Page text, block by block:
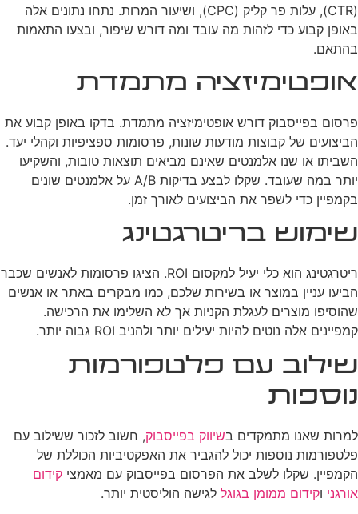
(CTR), עלות פר קליק (CPC), ושיעור המרות. נתחו נתונים אלה
באופן קבוע כדי לזהות מה עובד ומה דורש שיפור, ובצעו התאמות
בהתאם.
אופטימיזציה מתמדת
פרסום בפייסבוק דורש אופטימיזציה מתמדת. בדקו באופן קבוע את
הביצועים של קבוצות מודעות שונות, פרסומות ספציפיות וקהלי יעד.
השביתו או שנו אלמנטים שאינם מביאים תוצאות טובות, והשקיעו
יותר במה שעובד. שקלו לבצע בדיקות A/B על אלמנטים שונים
בקמפיין כדי לשפר את הביצועים לאורך זמן.
שימוש בריטרגטינג
ריטרגטינג הוא כלי יעיל למקסום ROI. הציגו פרסומות לאנשים שכבר
הביעו עניין במוצר או בשירות שלכם, כמו מבקרים באתר או אנשים
שהוסיפו מוצרים לעגלת הקניות אך לא השלימו את הרכישה.
קמפיינים אלה נוטים להיות יעילים יותר ולהניב ROI גבוה יותר.
שילוב עם פלטפורמות
נוספות
למרות שאנו מתמקדים בשיווק בפייסבוק, חשוב לזכור ששילוב עם
פלטפורמות נוספות יכול להגביר את האפקטיביות הכוללת של
הקמפיין. שקלו לשלב את הפרסום בפייסבוק עם מאמצי קידום
אורגני וקידום ממומן בגוגל לגישה הוליסטית יותר.